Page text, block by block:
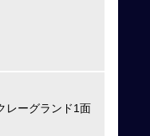
レーグランド1面